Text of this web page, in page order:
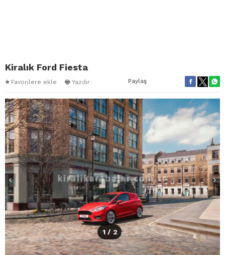
Kiralık Ford Fiesta
Favorilere ekle Yazdır Paylaş
1 / 2